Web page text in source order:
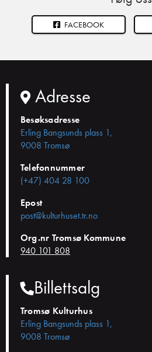
FACEBOOK
Adresse
Besøksadresse
Erling Bangsunds plass 1,
9008 Tromsø
Telefonnummer
(+47) 404 28 100
Epost
post@kulturhuset.tr.no
Org.nr Tromsø Kommune
940 101 808
Billettsalg
Tromsø Kulturhus
Erling Bangsunds plass 1,
9008 Tromsø